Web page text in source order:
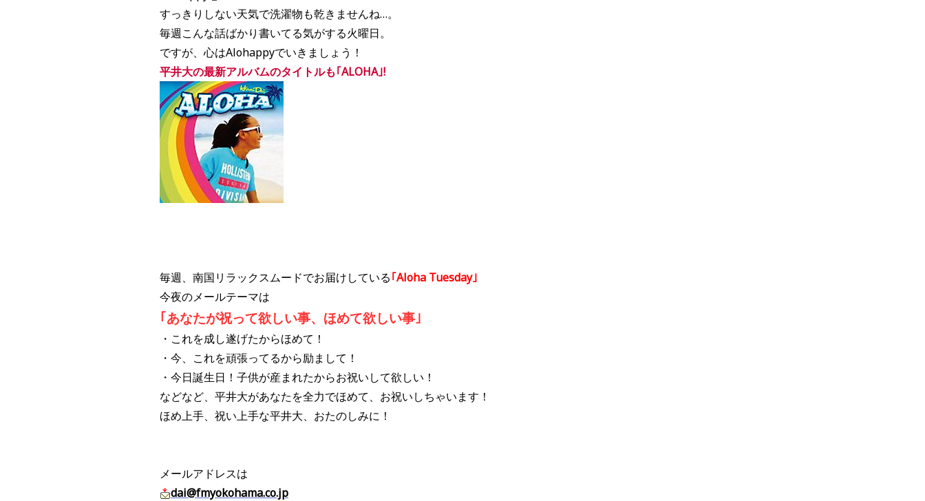
すっきりしない天気で洗濯物も乾きませんね…。
毎週こんな話ばかり書いてる気がする火曜日。
ですが、心はAlohappyでいきましょう！
平井大の最新アルバムのタイトルも｢ALOHA｣!
毎週、南国リラックスムードでお届けしている｢Aloha Tuesday｣
今夜のメールテーマは
｢あなたが祝って欲しい事、ほめて欲しい事｣
・これを成し遂げたからほめて！
・今、これを頑張ってるから励まして！
・今日誕生日！子供が産まれたからお祝いして欲しい！
などなど、平井大があなたを全力でほめて、お祝いしちゃいます！
ほめ上手、祝い上手な平井大、おたのしみに！
メールアドレスは
dai@fmyokohama.co.jp